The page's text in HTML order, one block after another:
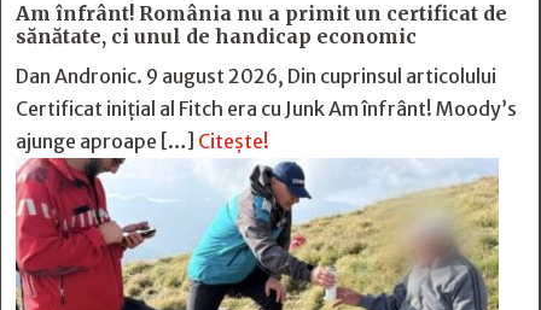
Am înfrânt! România nu a primit un certificat de
sănătate, ci unul de handicap economic
Dan Andronic. 9 august 2026, Din cuprinsul articolului
Certificat inițial al Fitch era cu Junk Am înfrânt! Moody’s
ajunge aproape […] Citește!